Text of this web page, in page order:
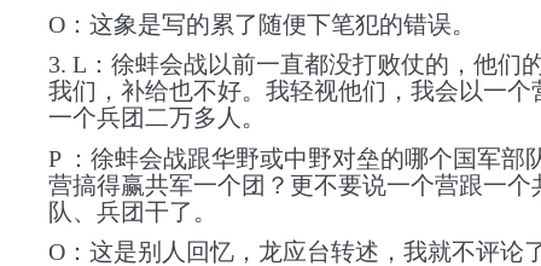
O：这象是写的累了随便下笔犯的错误。
3. L：徐蚌会战以前一直都没打败仗的，他们
我们，补给也不好。我轻视他们，我会以一个
一个兵团二万多人。
P ：徐蚌会战跟华野或中野对垒的哪个国军部
营搞得赢共军一个团？更不要说一个营跟一个
队、兵团干了。
O：这是别人回忆，龙应台转述，我就不评论